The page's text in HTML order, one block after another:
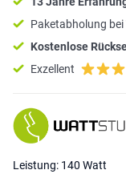
Paketabholung bei
Kostenlose
Exzellent
Leistung: 140 Watt